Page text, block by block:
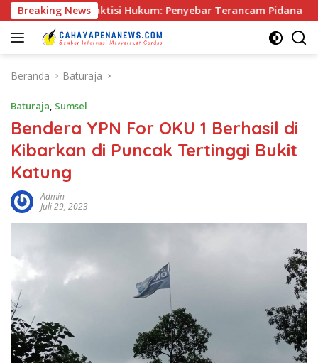
Langsung
ke
konten
Breaking News
Praktisi Hukum: Penyebar Terancam Pidana Rapat
Beranda Baturaja
Baturaja, Sumsel
Bendera YPN For OKU 1 Berhasil di
Kibarkan di Puncak Tertinggi Bukit
Katung
Admin
Juli 29, 2023